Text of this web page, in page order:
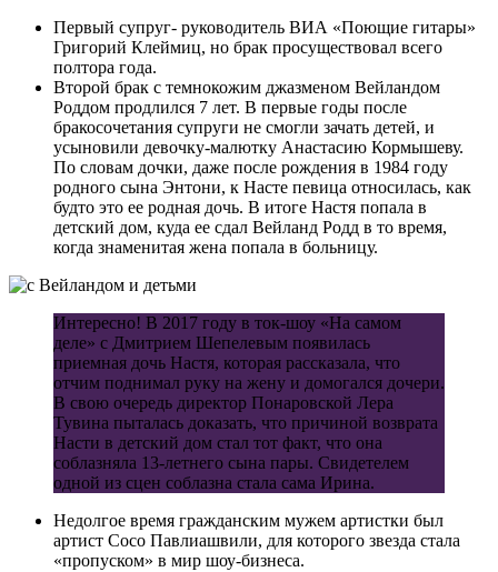
Первый супруг- руководитель ВИА «Поющие гитары»
Григорий Клеймиц, но брак просуществовал всего
полтора года.
Второй брак с темнокожим джазменом Вейландом
Роддом продлился 7 лет. В первые годы после
бракосочетания супруги не смогли зачать детей, и
усыновили девочку-малютку Анастасию Кормышеву.
По словам дочки, даже после рождения в 1984 году
родного сына Энтони, к Насте певица относилась, как
будто это ее родная дочь. В итоге Настя попала в
детский дом, куда ее сдал Вейланд Родд в то время,
когда знаменитая жена попала в больницу.
Интересно! В 2017 году в ток-шоу «На самом
деле» с Дмитрием Шепелевым появилась
приемная дочь Настя, которая рассказала, что
отчим поднимал руку на жену и домогался дочери.
В свою очередь директор Понаровской Лера
Тувина пыталась доказать, что причиной возврата
Насти в детский дом стал тот факт, что она
соблазняла 13-летнего сына пары. Свидетелем
одной из сцен соблазна стала сама Ирина.
Недолгое время гражданским мужем артистки был
артист Сосо Павлиашвили, для которого звезда стала
«пропуском» в мир шоу-бизнеса.